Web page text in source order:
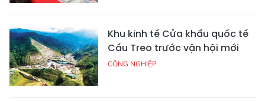
Khu kinh tế Cửa khẩu quốc tế
Cầu Treo trước vận hội mới
CÔNG NGHIỆP